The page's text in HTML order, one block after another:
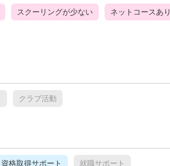
スクーリングが少ない ネットコースあり
クラブ活動
資格取得サポート 就職サポート